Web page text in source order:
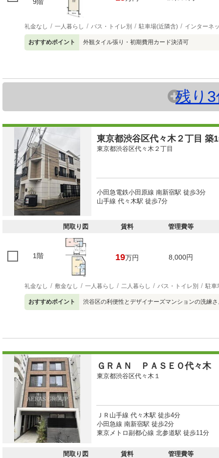
礼金なし 一人暮らし バス・トイレ別 駐車場(近隣含) インターネ
おすすめポイント 外観タイル張り・初期費用カード決済可
残り
東京都渋谷区代々木２丁目 築
東京都渋谷区代々木２丁目
小田急電鉄小田原線 南新宿駅 徒歩3分
山手線 代々木駅 徒歩7分
間取り図 賃料 管理費等
1階 19万円 8,000円
礼金なし 敷金なし 一人暮らし 二人暮らし バス・トイレ別 駐車
おすすめポイント 渋谷区の利便性とデザイナーズマンションの洗練
ＧＲＡＮ ＰＡＳＥＯ代々木
東京都渋谷区代々木１
ＪＲ山手線 代々木駅 徒歩4分
小田急線 南新宿駅 徒歩2分
東京メトロ副都心線 北参道駅 徒歩11分
間取り図 賃料 管理費等